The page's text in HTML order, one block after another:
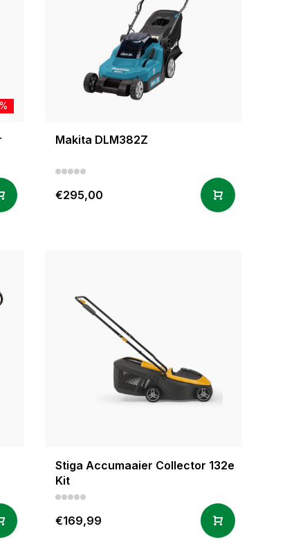
Makita DLM382Z
€295,00
Stiga Accumaaier Collector 132e
Kit
€169,99